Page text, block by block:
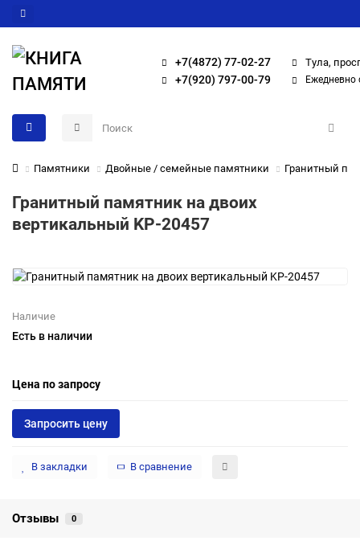
+7(4872) 77-02-27
+7(920) 797-00-79
Тула,
Ежедневно
Памятники Двойные / семейные памятники Гранитный
Гранитный памятник на двоих
вертикальный KP-20457
Наличие
Есть в наличии
Цена по запросу
Запросить цену
В закладки В сравнение
Отзывы 0